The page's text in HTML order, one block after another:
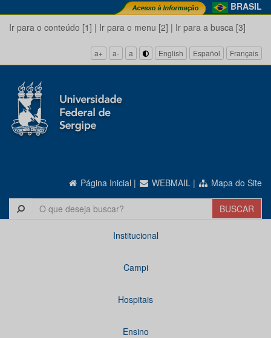
BRASIL
Ir para o conteúdo [1] | Ir para o menu [2] | Ir para a busca [3]
a+ a- a English Español Français
Página Inicial | WEBMAIL | Mapa do Site
Institucional
Campi
Hospitais
Ensino